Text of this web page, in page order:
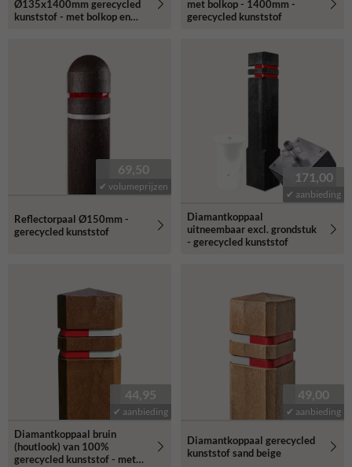
Ø135x1400mm gerecycled
kunststof - met bolkop en
met bolkop - 1400mm -
gerecycled kunststof
69,50
✔ volumeprijzen
Reflectorpaal Ø150mm -
gerecycled kunststof
171,00
✔ aanbieding
Diamantkoppaal
uitneembaar excl. grondstuk
- gerecycled kunststof
44,95
✔ aanbieding
Diamantkoppaal bruin
(houtlook) van 100%
gerecycled kunststof - met
49,00
✔ aanbieding
Diamantkoppaal gerecycled
kunststof sand beige